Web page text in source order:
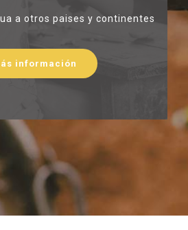
a otros paises y continentes
información